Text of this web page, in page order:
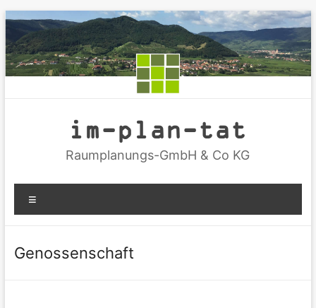
Zum
Inhalt
springen
im-plan-tat
Raumplanungs-GmbH & Co KG
Genossenschaft